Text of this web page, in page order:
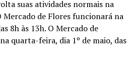
suas atividades normais na
Mercado de Flores funcionará na
8h às 13h. O Mercado de
quarta-feira, dia 1º de maio, das